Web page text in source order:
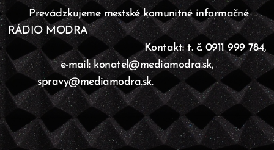
Prevádzkujeme mestské komunitné informačné
RÁDIO MODRA.
Kontakt: t. č. 0911 999 784,
e-mail: konatel@mediamodra.sk,
spravy@mediamodra.sk.